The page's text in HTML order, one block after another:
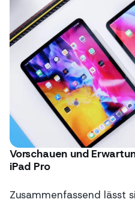
Vorschauen und
iPad Pro
Zusammenfassend lässt